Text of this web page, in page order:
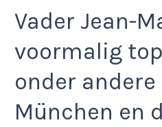
Vader Jean-
voormalig
onder andere
München en